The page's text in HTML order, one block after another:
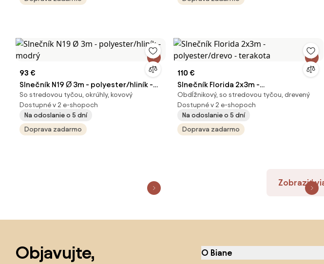
93 €
Slnečník N19 Ø 3m - polyester/hliník -
modrý
So stredovou tyčou, okrúhly, kovový
Dostupné v 2 e-shopoch
Na odoslanie o 5 dní
Doprava zadarmo
110 €
Slnečník Florida 2x3m -
polyester/drevo - terakota
Obdĺžnikový, so stredovou tyčou, drevený
Dostupné v 2 e-shopoch
Na odoslanie o 5 dní
Doprava zadarmo
Zobraziť
Objavujte,
O Biane